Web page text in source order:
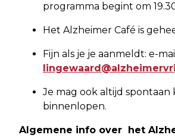
programma begint om
Het Alzheimer Café is
Fijn als je je aanmeldt: e-mail
Je mag ook altijd spontaan
binnenlopen.
Algemene info over het